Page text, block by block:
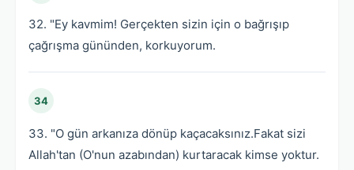
32. "Ey kavmim! Gerçekten sizin için o bağrışıp
çağrışma gününden, korkuyorum.
34
33. "O gün arkanıza dönüp kaçacaksınız.Fakat sizi
Allah'tan (O'nun azabından) kurtaracak kimse yoktur.